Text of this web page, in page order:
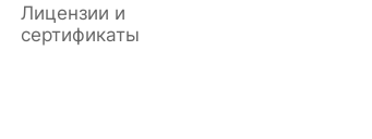
Лицензии и
сертификаты